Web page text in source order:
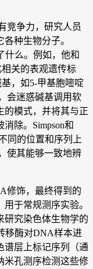
竞争力，研究人员
种生物分子。
什么。例如，他和
关的表观遗传标
，如5-甲基胞嘧啶
会迷惑碱基调用软
的模式，并将其与正
除。Simpson和
同的位置和序列上
使其能够一致地辨
修饰，最终得到的
于常规测序实验。
研究染色体生物学的
移酶对DNA样本进
谱层上标记序列（通
米孔测序检测这些修